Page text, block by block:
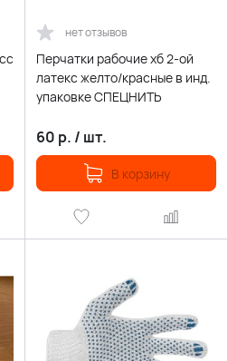
нет отзывов
Перчатки рабочие хб 2-ой
латекс желто/красные в инд.
упаковке СПЕЦНИТЬ
60 р. / шт.
В корзину